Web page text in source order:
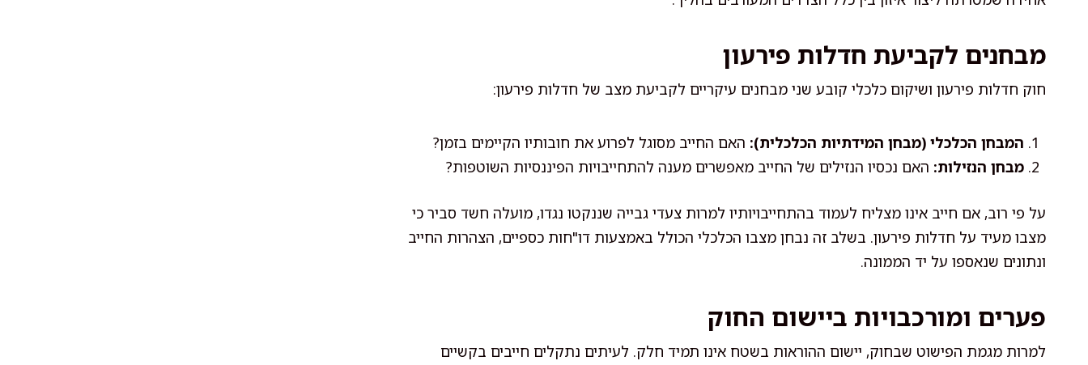
מבחנים לקביעת חדלות פירעון
חוק חדלות פירעון ושיקום כלכלי קובע שני מבחנים עיקריים לקביעת מצב של חדלות פירעון:
המבחן הכלכלי (מבחן המידתיות הכלכלית): האם החייב מסוגל לפרוע את חובותיו הקיימים בזמן?
מבחן הנזילות: האם נכסיו הנזילים של החייב מאפשרים מענה להתחייבויות הפיננסיות השוטפות?
על פי רוב, אם חייב אינו מצליח לעמוד בהתחייבויותיו למרות צעדי גבייה שננקטו נגדו, מועלה חשד סביר כי
מצבו מעיד על חדלות פירעון. בשלב זה נבחן מצבו הכלכלי הכולל באמצעות דו"חות כספיים, הצהרות החייב
ונתונים שנאספו על יד הממונה.
פערים ומורכבויות ביישום החוק
למרות מגמת הפישוט שבחוק, יישום ההוראות בשטח אינו תמיד חלק. לעיתים נתקלים חייבים בקשיים